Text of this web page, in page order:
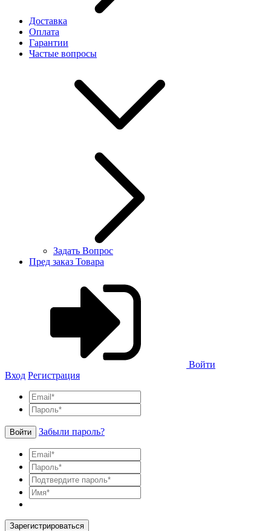
Доставка
Оплата
Гарантии
Частые вопросы
Задать Вопрос
Пред заказ Товара
Войти
Вход Регистрация
Войти Забыли пароль?
Зарегистрироваться